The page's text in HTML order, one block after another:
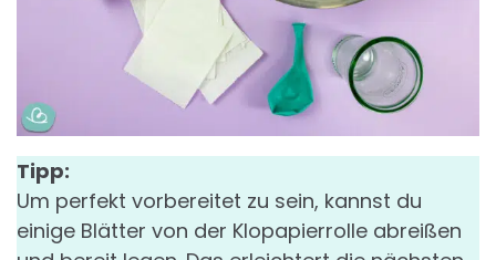
Tipp:
Um perfekt vorbereitet zu sein, kannst du
einige Blätter von der Klopapierrolle abreißen